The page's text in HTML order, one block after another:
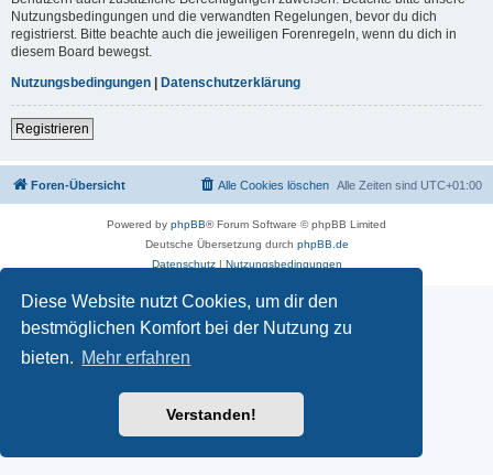
Diese Website nutzt Cookies, um dir den
bestmöglichen Komfort bei der Nutzung zu
bieten. Mehr erfahren
Verstanden!
Nutzungsbedingungen und die verwandten Regelungen, bevor du dich
registrierst. Bitte beachte auch die jeweiligen Forenregeln, wenn du dich in
diesem Board bewegst.
Nutzungsbedingungen | Datenschutzerklärung
Registrieren
Foren-Übersicht Alle Zeiten sind UTC+01:00
Alle Cookies löschen
Powered by phpBB® Forum Software © phpBB Limited
Deutsche Übersetzung durch phpBB.de
Datenschutz| Nutzungsbedingungen